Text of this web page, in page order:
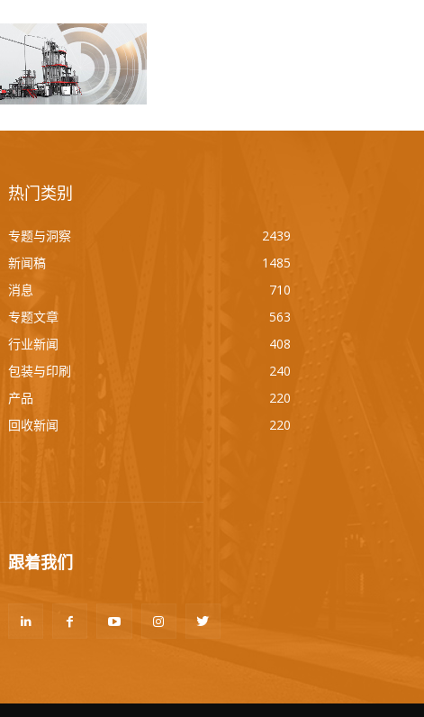
热门类别
专题与洞察
2439
新闻稿
1485
消息
710
专题文章
563
行业新闻
408
包装与印刷
240
产品
220
回收新闻
220
跟着我们